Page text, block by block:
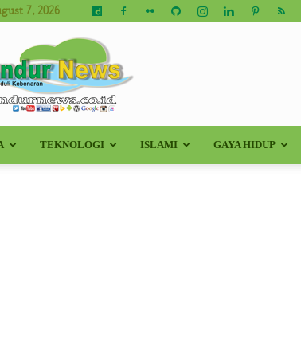
7, 2026
Kundur
TEKNOLOGI ISLAMI GAYA HIDUP